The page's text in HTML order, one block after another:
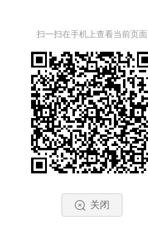
扫一扫在手机上查看当前页面
关闭